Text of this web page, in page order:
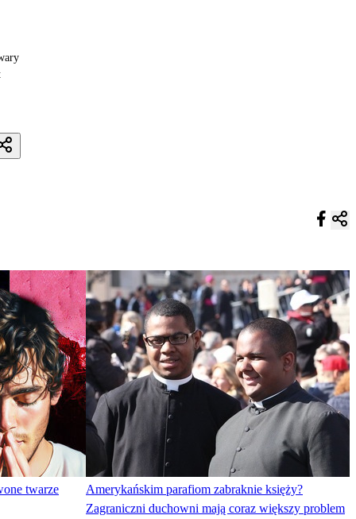
twarze
Amerykańskim parafiom zabraknie księży?
Zagraniczni duchowni mają coraz większy problem